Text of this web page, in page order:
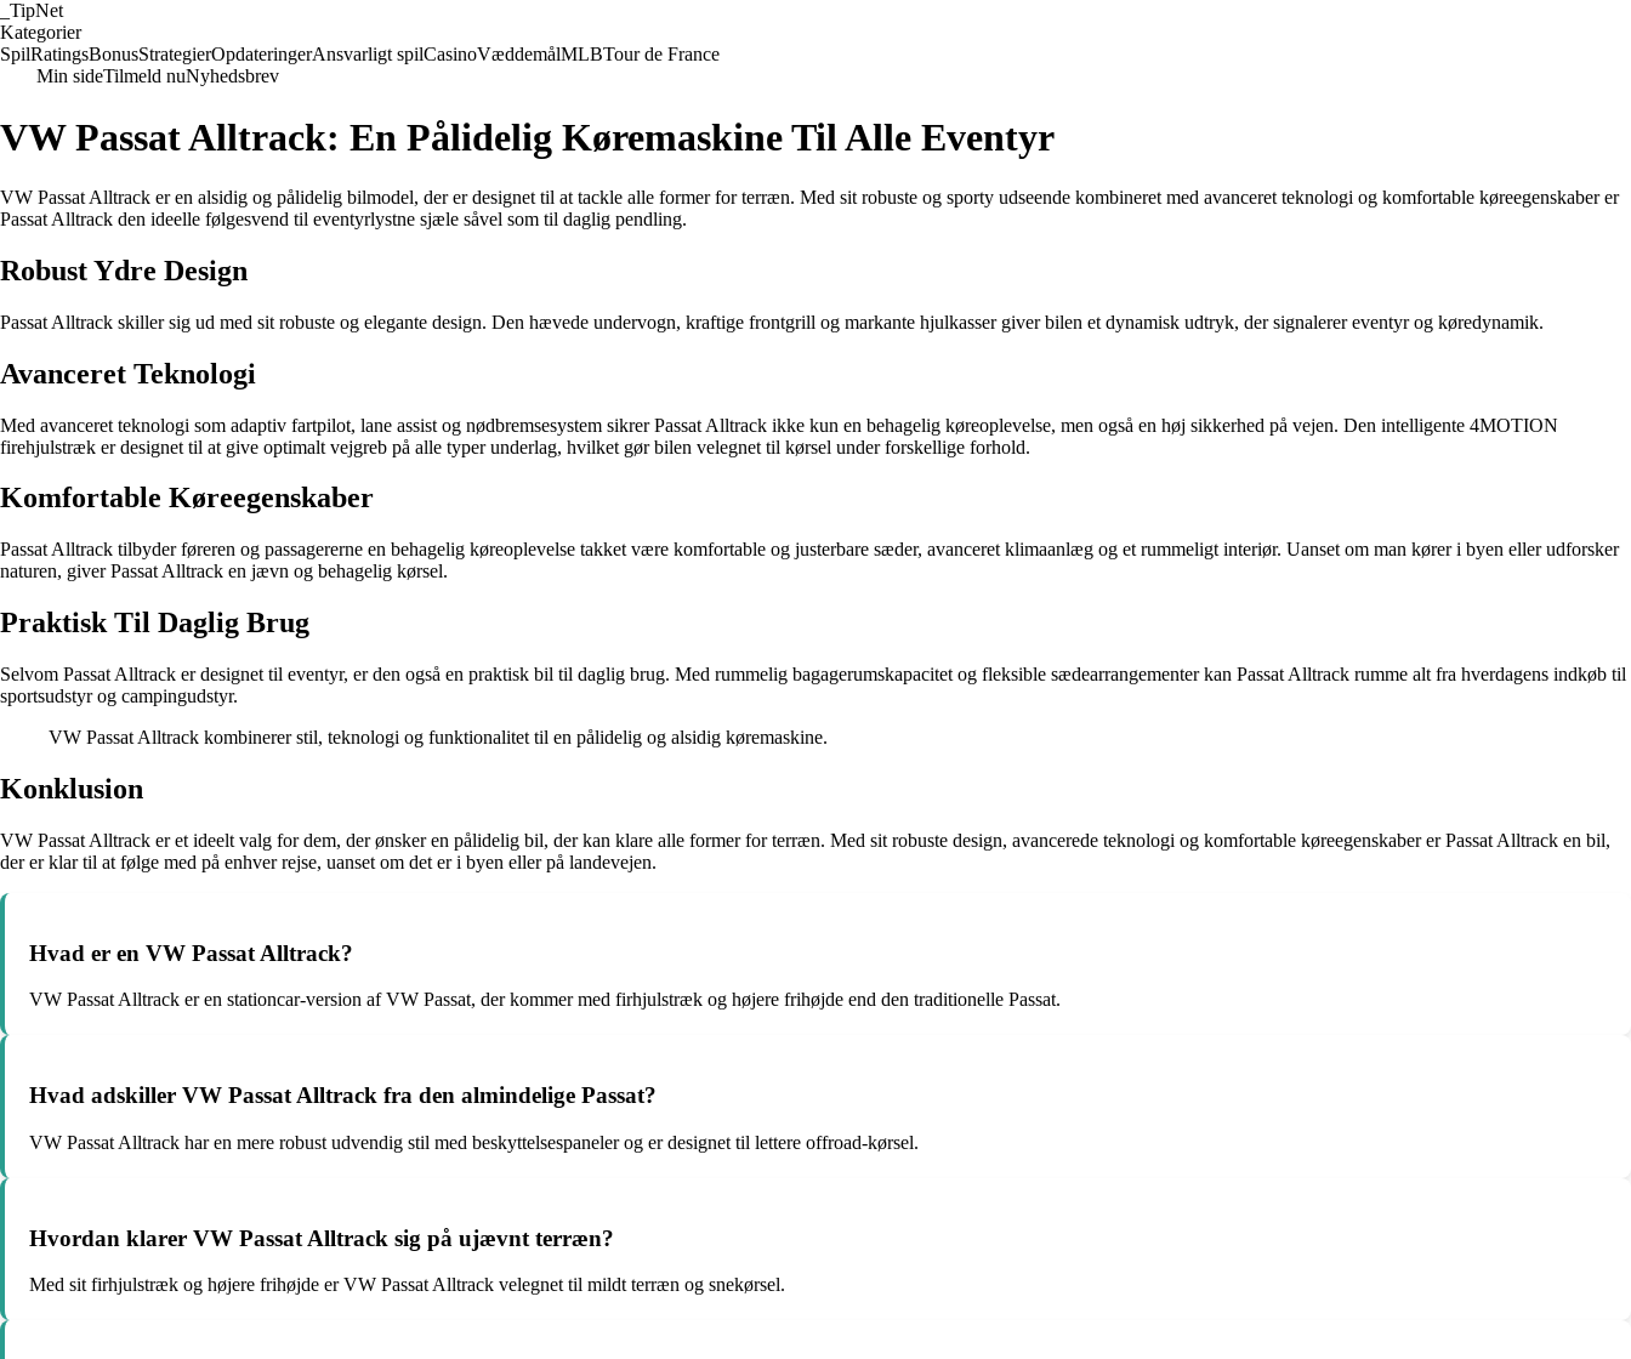
TipNet
Kategorier
SpilRatingsBonusStrategierOpdateringerAnsvarligt spilCasinoVæddemålMLBTour de France
Min sideTilmeld nuNyhedsbrev
VW Passat Alltrack: En Pålidelig Køremaskine Til Alle Eventyr
VW Passat Alltrack er en alsidig og pålidelig bilmodel, der er designet til at tackle alle former for terræn. Med sit robuste og sporty udseende kombineret med avanceret teknologi og komfortable køreegenskaber er
Passat Alltrack den ideelle følgesvend til eventyrlystne sjæle såvel som til daglig pendling.
Robust Ydre Design
Passat Alltrack skiller sig ud med sit robuste og elegante design. Den hævede undervogn, kraftige frontgrill og markante hjulkasser giver bilen et dynamisk udtryk, der signalerer eventyr og køredynamik.
Avanceret Teknologi
Med avanceret teknologi som adaptiv fartpilot, lane assist og nødbremsesystem sikrer Passat Alltrack ikke kun en behagelig køreoplevelse, men også en høj sikkerhed på vejen. Den intelligente 4MOTION
firehjulstræk er designet til at give optimalt vejgreb på alle typer underlag, hvilket gør bilen velegnet til kørsel under forskellige forhold.
Komfortable Køreegenskaber
Passat Alltrack tilbyder føreren og passagererne en behagelig køreoplevelse takket være komfortable og justerbare sæder, avanceret klimaanlæg og et rummeligt interiør. Uanset om man kører i byen eller udforsker
naturen, giver Passat Alltrack en jævn og behagelig kørsel.
Praktisk Til Daglig Brug
Selvom Passat Alltrack er designet til eventyr, er den også en praktisk bil til daglig brug. Med rummelig bagagerumskapacitet og fleksible sædearrangementer kan Passat Alltrack rumme alt fra hverdagens indkøb til
sportsudstyr og campingudstyr.
VW Passat Alltrack kombinerer stil, teknologi og funktionalitet til en pålidelig og alsidig køremaskine.
Konklusion
VW Passat Alltrack er et ideelt valg for dem, der ønsker en pålidelig bil, der kan klare alle former for terræn. Med sit robuste design, avancerede teknologi og komfortable køreegenskaber er Passat Alltrack en bil,
der er klar til at følge med på enhver rejse, uanset om det er i byen eller på landevejen.
Hvad er en VW Passat Alltrack?
VW Passat Alltrack er en stationcar-version af VW Passat, der kommer med firhjulstræk og højere frihøjde end den traditionelle Passat.
Hvad adskiller VW Passat Alltrack fra den almindelige Passat?
VW Passat Alltrack har en mere robust udvendig stil med beskyttelsespaneler og er designet til lettere offroad-kørsel.
Hvordan klarer VW Passat Alltrack sig på ujævnt terræn?
Med sit firhjulstræk og højere frihøjde er VW Passat Alltrack velegnet til mildt terræn og snekørsel.